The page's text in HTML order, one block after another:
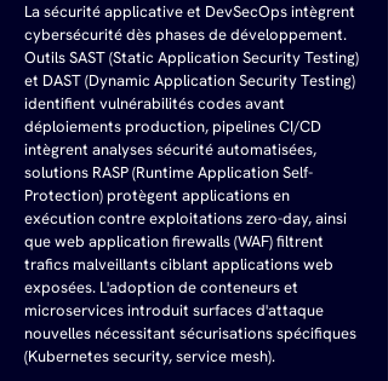
La sécurité applicative et DevSecOps intègrent
cybersécurité dès phases de développement.
Outils SAST (Static Application Security Testing)
et DAST (Dynamic Application Security Testing)
identifient vulnérabilités codes avant
déploiements production, pipelines CI/CD
intègrent analyses sécurité automatisées,
solutions RASP (Runtime Application Self-
Protection) protègent applications en
exécution contre exploitations zero-day, ainsi
que web application firewalls (WAF) filtrent
trafics malveillants ciblant applications web
exposées. L'adoption de conteneurs et
microservices introduit surfaces d'attaque
nouvelles nécessitant sécurisations spécifiques
(Kubernetes security, service mesh).